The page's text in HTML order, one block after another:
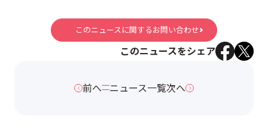
このニュースに関するお問い合わせ
このニュースをシェア
前へ ニュース一覧次へ